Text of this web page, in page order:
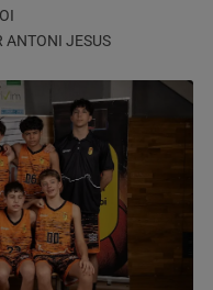
ANTONI JESUS